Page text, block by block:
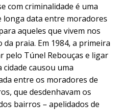
com criminalidade é uma
longa data entre moradores
aqueles que vivem nos
praia. Em 1984, a primeira
pelo Túnel Rebouças e ligar
causou uma
entre os moradores de
que desdenhavam os
bairros – apelidados de